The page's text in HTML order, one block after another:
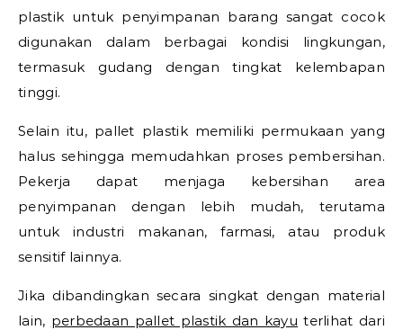
plastik untuk penyimpanan barang sangat cocok
digunakan dalam berbagai kondisi lingkungan,
termasuk gudang dengan tingkat kelembapan
tinggi.
Selain itu, pallet plastik memiliki permukaan yang
halus sehingga memudahkan proses pembersihan.
Pekerja dapat menjaga kebersihan area
penyimpanan dengan lebih mudah, terutama
untuk industri makanan, farmasi, atau produk
sensitif lainnya.
Jika dibandingkan secara singkat dengan material
lain, perbedaan pallet plastik dan kayu terlihat dari